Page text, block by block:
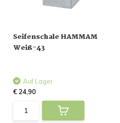
Seifenschale HAMMAM
Weiß-43
Auf Lager
€ 24,90